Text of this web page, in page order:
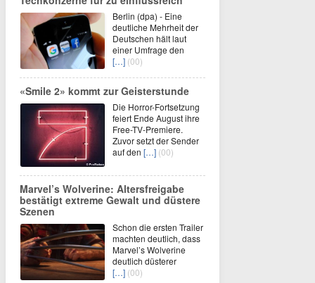
Berlin (dpa) - Eine
deutliche Mehrheit der
Deutschen hält laut
einer Umfrage den
[…] (00)
«Smile 2» kommt zur Geisterstunde
Die Horror-Fortsetzung
feiert Ende August ihre
Free-TV-Premiere.
Zuvor setzt der Sender
auf den […] (00)
Marvel’s Wolverine: Altersfreigabe
bestätigt extreme Gewalt und düstere
Szenen
Schon die ersten Trailer
machten deutlich, dass
Marvel’s Wolverine
deutlich düsterer
[…] (00)